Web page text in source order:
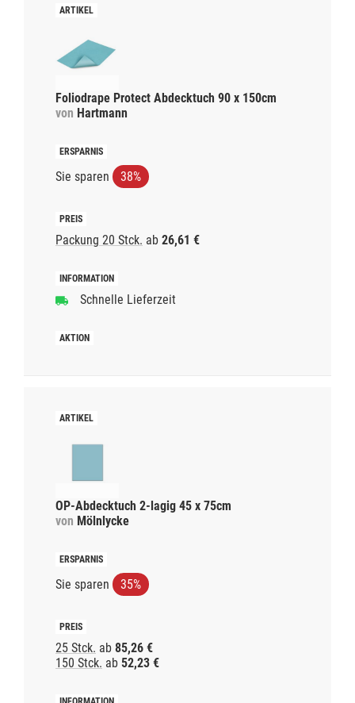
Foliodrape Protect Abdecktuch 90 x 150cm
von Hartmann
Sie sparen 38%
Packung 20 Stck. ab 26,61 €
Schnelle Lieferzeit
OP-Abdecktuch 2-lagig 45 x 75cm
von Mölnlycke
Sie sparen 35%
25 Stck. ab 85,26 €
150 Stck. ab 52,23 €